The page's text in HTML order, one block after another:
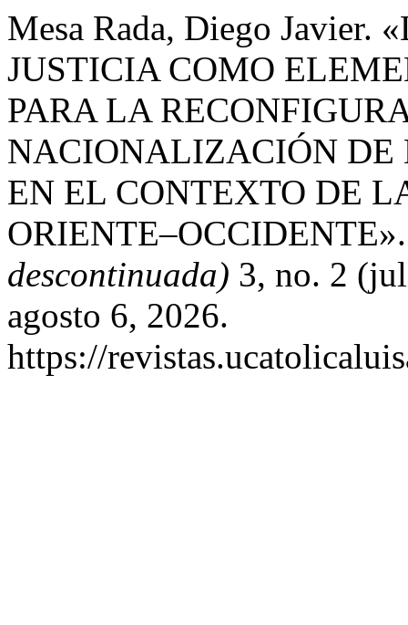
Mesa Rada, Diego
JUSTICIA COMO
PARA LA
NACIONALIZACIÓN DE
EN EL CONTEXTO DE
descontinuada) 3, no. 2
agosto 6, 2026.
https://